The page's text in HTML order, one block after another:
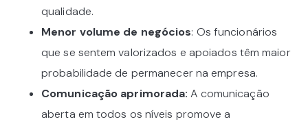
qualidade.
Menor volume de negócios: Os funcionários
que se sentem valorizados e apoiados têm maior
probabilidade de permanecer na empresa.
Comunicação aprimorada: A comunicação
aberta em todos os níveis promove a